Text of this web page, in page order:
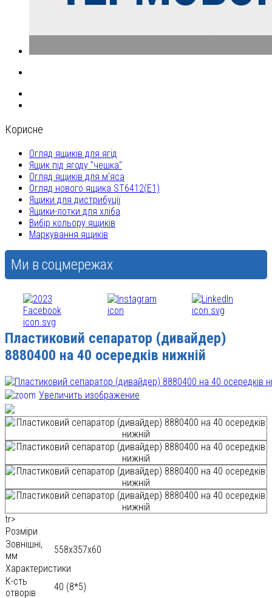
Корисне
Огляд ящиків для ягід
Ящик під ягоду "чешка"
Огляд ящиків для м'яса
Огляд нового ящика ST6412(E1)
Ящики для дистрибуції
Ящики-лотки для хліба
Вибір кольору ящиків
Маркування ящиків
Ми в соцмережах
Пластиковий сепаратор (дивайдер)
8880400 на 40 осередків нижній
Увеличить изображение
tr>
Розміри
Зовнішні,
мм
558x357x60
Характеристики
К-сть
отворів
40 (8*5)